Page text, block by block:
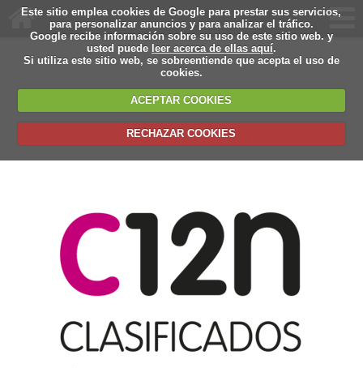
Este sitio emplea cookies de Google para prestar sus servicios,
para personalizar anuncios y para analizar el tráfico.
Google recibe información sobre su uso de este sitio web. y
usted puede leer acerca de ellas aquí.
Si utiliza este sitio web, se sobreentiende que acepta el uso de
cookies.
ACEPTAR COOKIES
RECHAZAR COOKIES